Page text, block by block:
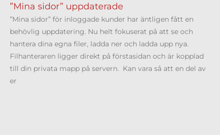
”Mina sidor” uppdaterade
”Mina sidor” för inloggade kunder har äntligen fått en
behövlig uppdatering. Nu helt fokuserat på att se och
hantera dina egna filer, ladda ner och ladda upp nya.
Filhanteraren ligger direkt på förstasidan och är kopplad
till din privata mapp på servern. Kan vara så att en del av
er